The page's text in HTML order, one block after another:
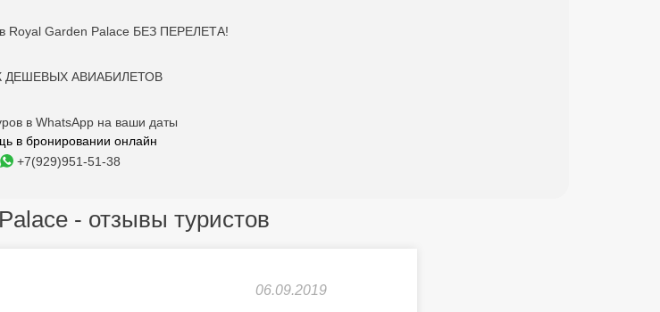
Garden Palace БЕЗ ПЕРЕЛЕТА!
ДЕШЕВЫХ АВИАБИЛЕТОВ
в WhatsApp на ваши даты
в бронировании онлайн
+7(929)951-51-38
- отзывы туристов
06.09.2019